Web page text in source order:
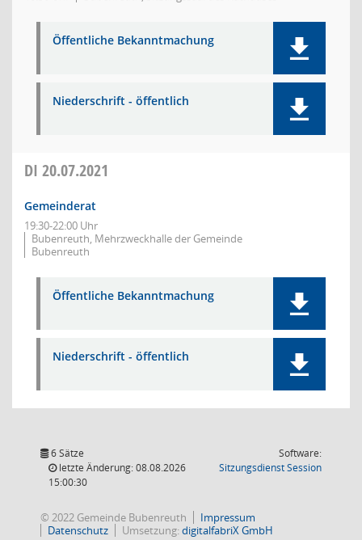
Öffentliche Bekanntmachung
Niederschrift - öffentlich
DI 20.07.2021
Gemeinderat
19:30-22:00 Uhr
Bubenreuth, Mehrzweckhalle der Gemeinde
Bubenreuth
Öffentliche Bekanntmachung
Niederschrift - öffentlich
6 Sätze
letzte Änderung: 08.08.2026
15:00:30
Software:
SitzungsdienstSession(Wird in
© 2022 Gemeinde Bubenreuth
Impressum
Datenschutz
Umsetzung:digitalfabriX GmbH